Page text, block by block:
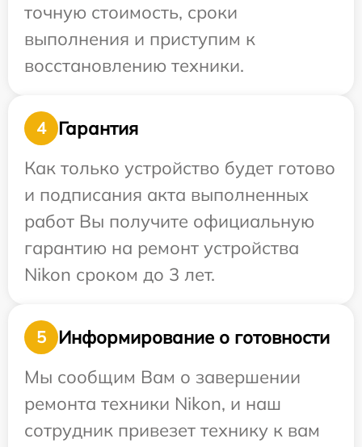
точную стоимость, сроки
выполнения и приступим к
восстановлению техники.
4
Гарантия
Как только устройство будет готово
и подписания акта выполненных
работ Вы получите официальную
гарантию на ремонт устройства
Nikon сроком до 3 лет.
5
Информирование о готовности
Мы сообщим Вам о завершении
ремонта техники Nikon, и наш
сотрудник привезет технику к вам